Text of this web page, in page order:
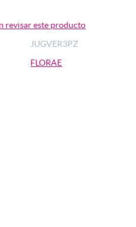
revisar este producto
JUGVER3PZ
FLORAE